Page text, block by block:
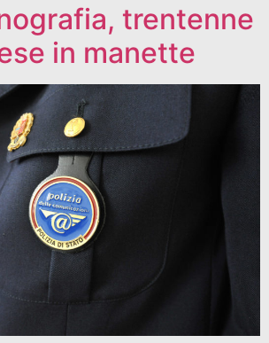
trentenne
in manette